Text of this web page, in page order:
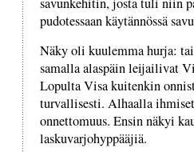
pudotessaan käytännössä
Näky oli kuulemma hurja:
samalla alaspäin leijailivat
Lopulta Visa kuitenkin
turvallisesti. Alhaalla
onnettomuus. Ensin näkyi
laskuvarjohyppääjiä.